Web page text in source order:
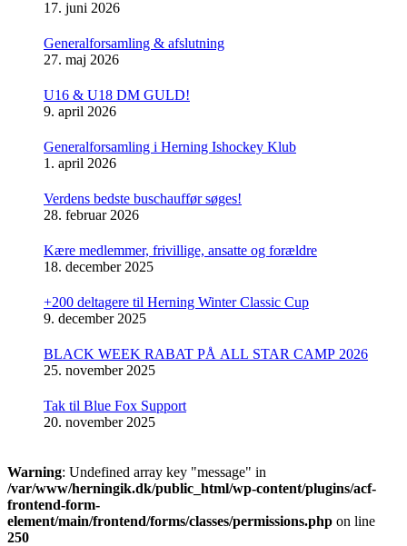
17. juni 2026
Generalforsamling & afslutning
27. maj 2026
U16 & U18 DM GULD!
9. april 2026
Generalforsamling i Herning Ishockey Klub
1. april 2026
Verdens bedste buschauffør søges!
28. februar 2026
Kære medlemmer, frivillige, ansatte og forældre
18. december 2025
+200 deltagere til Herning Winter Classic Cup
9. december 2025
BLACK WEEK RABAT PÅ ALL STAR CAMP 2026
25. november 2025
Tak til Blue Fox Support
20. november 2025
Warning: Undefined array key "message" in
/var/www/herningik.dk/public_html/wp-content/plugins/acf-
frontend-form-
element/main/frontend/forms/classes/permissions.php on line
250